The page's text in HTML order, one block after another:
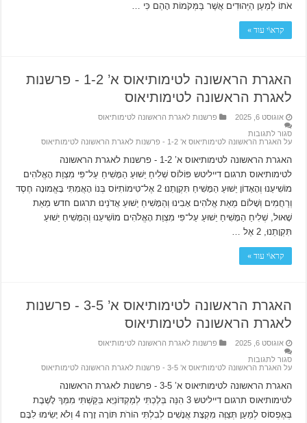
אֹתוֹ לְמַעַן הַיְּהוּדִים אֲשֶׁר בַּמְּקֹמוֹת הָהֵם כִּי …
קרא\י עוד »
האגרת הראשונה לטימותיאוס א’ 1-2 ‫- פרשנות
לאגרת הראשונה לטימותיאוס
אוגוסט 6, 2025
פרשנות לאגרת הראשונה לטימותיאוס
סגור לתגובות
על האגרת הראשונה לטימותיאוס א’ 1-2 ‫- פרשנות לאגרת הראשונה לטימותיאוס
האגרת הראשונה לטימותיאוס א’ 1-2 ‫- פרשנות לאגרת הראשונה
לטימותיאוס תרגום דייליטש פּוֹלוֹס שְׁלִיחַ יֵשׁוּעַ הַמָּשִׁיחַ עַל־פִּי מִצְוַת הָאֱלֹהִים
מוֹשִׁיעֵנוּ וְהָאָדוֹן יֵשׁוּעַ הַמָּשִׁיחַ תִּקְוָתֵנוּ׃ 2 אֶל־טִימוֹתִיּוֹס בְּנוֹ הָאֲמִתִּי בָּאֱמוּנָה חֶסֶד
וְרַחֲמִים וְשָׁלוֹם מֵאֵת אֱלֹהִים אָבִינוּ וְהַמָּשִׁיחַ יֵשׁוּעַ אֲדֹנֵינוּ׃ תרגום חדש מֵאֵת
שָׁאוּל, שְׁלִיחַ הַמָּשִׁיחַ יֵשׁוּעַ עַל־פִּי מִצְוַת הָאֱלֹהִים מוֹשִׁיעֵנוּ וְהַמָּשִׁיחַ יֵשׁוּעַ
תִּקְוָתֵנוּ, 2 אֶל …
קרא\י עוד »
האגרת הראשונה לטימותיאוס א’ 3-5 ‫- פרשנות
לאגרת הראשונה לטימותיאוס
אוגוסט 6, 2025
פרשנות לאגרת הראשונה לטימותיאוס
סגור לתגובות
על האגרת הראשונה לטימותיאוס א’ 3-5 ‫- פרשנות לאגרת הראשונה לטימותיאוס
האגרת הראשונה לטימותיאוס א’ 3-5 ‫- פרשנות לאגרת הראשונה
לטימותיאוס תרגום דייליטש 3 הִנֵּה בְּלֶכְתִּי לְמַקְדּוֹנְיָא בִּקַּשְׁתִּי מִמְּךָ לָשֶׁבֶת
בְּאֶפְסוֹס לְמַעַן תְּצַוֶּה מִקְצָת אֲנָשִׁים לְבִלְתִּי הוֹרֹת תּוֹרָה זָרָה׃ 4 וְלֹא יָשִׂימוּ לִבָּם